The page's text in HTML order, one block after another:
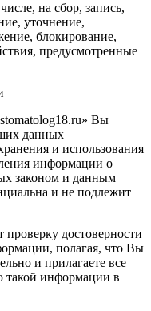
на сбор, запись,
уточнение,
блокирование,
предусмотренные
Вы
данных
и использования
информации о
законом и данным
и не подлежит
достоверности
полагая, что Вы
и прилагаете все
такой информации в